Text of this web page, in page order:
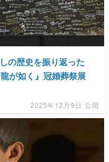
の歴史を振り返った
が如く』冠婚葬祭展
2025年12月9日 公開